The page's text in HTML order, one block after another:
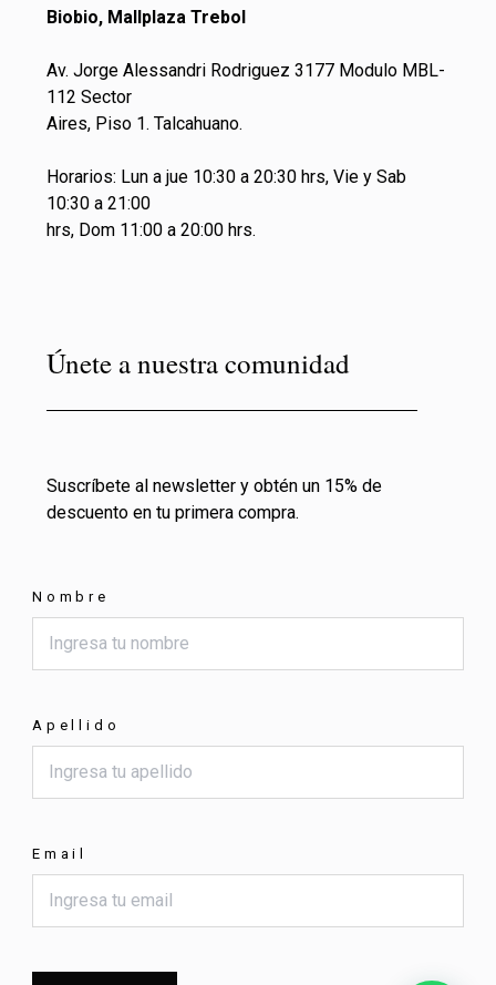
Biobio, Mallplaza Trebol
Av. Jorge Alessandri Rodriguez 3177 Modulo MBL-
112 Sector
Aires, Piso 1. Talcahuano.
Horarios: Lun a jue 10:30 a 20:30 hrs, Vie y Sab
10:30 a 21:00
hrs, Dom 11:00 a 20:00 hrs.
Únete a nuestra comunidad
Suscríbete al newsletter y obtén un 15% de
descuento en tu primera compra.
Nombre
Apellido
Email